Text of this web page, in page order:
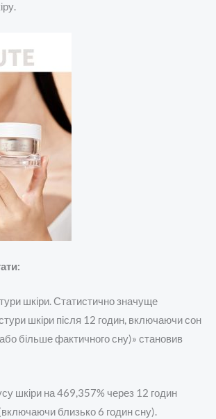
шкіри. Статистично значуще
шкіри після 12 годин, включаючи сон
більше фактичного сну)» становив
шкіри на 469,357% через 12 годин
близько 6 годин сну).